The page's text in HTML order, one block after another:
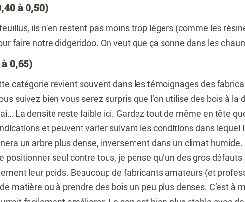
à 0,50)
ils n’en restent pas moins trop légers (comme les
faire notre didgeridoo. On veut que ça sonne dans les
0,65)
catégorie revient souvent dans les témoignages des
suivez bien vous serez surpris que l’on utilise des bois à la
La densité reste faible ici. Gardez tout de même en tête
et peuvent varier suivant les conditions dans lequel
un arbre plus dense, inversement dans un climat humide.
positionner seul contre tous, je pense qu’un des gros défauts
leur poids. Beaucoup de fabricants amateurs (et
matière ou à prendre des bois un peu plus denses. C’est à